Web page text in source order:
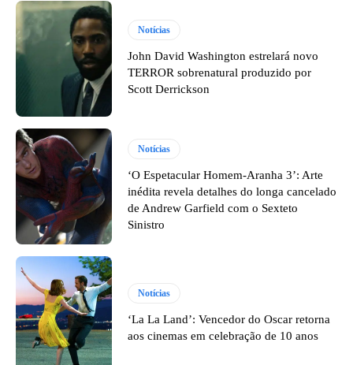
Notícias
John David Washington estrelará novo
TERROR sobrenatural produzido por
Scott Derrickson
Notícias
‘O Espetacular Homem-Aranha 3’: Arte
inédita revela detalhes do longa cancelado
de Andrew Garfield com o Sexteto
Sinistro
Notícias
‘La La Land’: Vencedor do Oscar retorna
aos cinemas em celebração de 10 anos